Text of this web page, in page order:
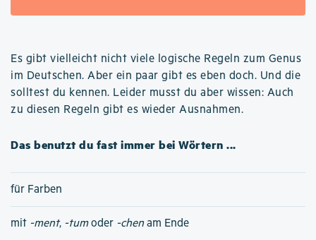
Es gibt vielleicht nicht viele logische Regeln zum Genus
im Deutschen. Aber ein paar gibt es eben doch. Und die
solltest du kennen. Leider musst du aber wissen: Auch
zu diesen Regeln gibt es wieder Ausnahmen.
Das benutzt du fast immer bei Wörtern ...
für Farben
mit -ment, -tumoder -chen am Ende